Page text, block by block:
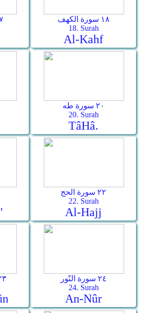
١٧
١٨ سورة الكهف
18. Surah
Al-Kahf
٢٠ سورة طه
20. Surah
Tâ­Hâ.
٢٢ سورة الحج
22. Surah
Al-Hajj
٢٣ سورة
٢٤ سورة النّور
24. Surah
An-Nûr